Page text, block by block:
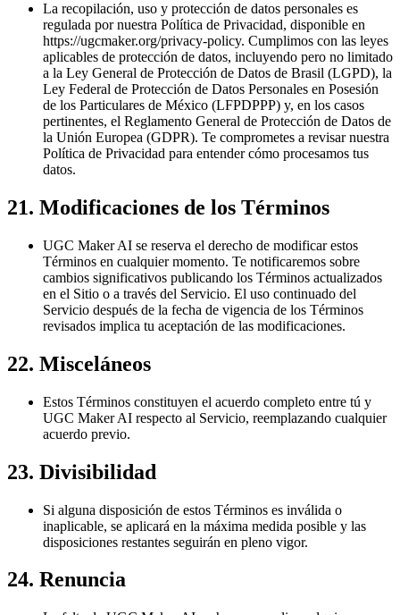
La recopilación, uso y protección de datos personales es
regulada por nuestra Política de Privacidad, disponible en
https://ugcmaker.org/privacy-policy. Cumplimos con las leyes
aplicables de protección de datos, incluyendo pero no limitado
a la Ley General de Protección de Datos de Brasil (LGPD), la
Ley Federal de Protección de Datos Personales en Posesión
de los Particulares de México (LFPDPPP) y, en los casos
pertinentes, el Reglamento General de Protección de Datos de
la Unión Europea (GDPR). Te comprometes a revisar nuestra
Política de Privacidad para entender cómo procesamos tus
datos.
21. Modificaciones de los Términos
UGC Maker AI se reserva el derecho de modificar estos
Términos en cualquier momento. Te notificaremos sobre
cambios significativos publicando los Términos actualizados
en el Sitio o a través del Servicio. El uso continuado del
Servicio después de la fecha de vigencia de los Términos
revisados implica tu aceptación de las modificaciones.
22. Misceláneos
Estos Términos constituyen el acuerdo completo entre tú y
UGC Maker AI respecto al Servicio, reemplazando cualquier
acuerdo previo.
23. Divisibilidad
Si alguna disposición de estos Términos es inválida o
inaplicable, se aplicará en la máxima medida posible y las
disposiciones restantes seguirán en pleno vigor.
24. Renuncia